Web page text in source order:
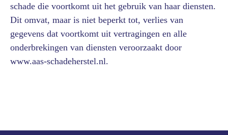
schade die voortkomt uit het gebruik van haar diensten.
Dit omvat, maar is niet beperkt tot, verlies van
gegevens dat voortkomt uit vertragingen en alle
onderbrekingen van diensten veroorzaakt door
www.aas-schadeherstel.nl.